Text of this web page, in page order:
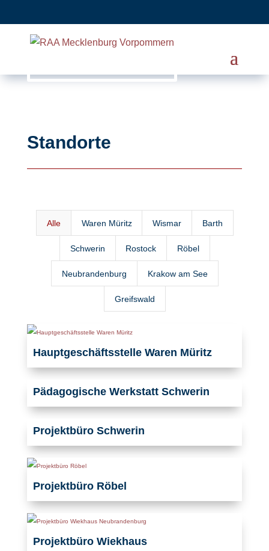
Standorte
Alle Waren Müritz Wismar Barth
Schwerin Rostock Röbel
Neubrandenburg Krakow am See
Greifswald
Hauptgeschäftsstelle Waren Müritz
Pädagogische Werkstatt Schwerin
Projektbüro Schwerin
Projektbüro Röbel
Projektbüro Wiekhaus